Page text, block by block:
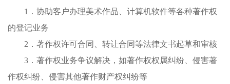
1． 协助客户办理美术作品、计算机软件等各种著作权
的登记业务
2． 著作权许可合同、转让合同等法律文书起草和审核
3． 著作权业务争议解决，如著作权权属纠纷、侵害著
作权纠纷、侵害其他著作财产权纠纷等